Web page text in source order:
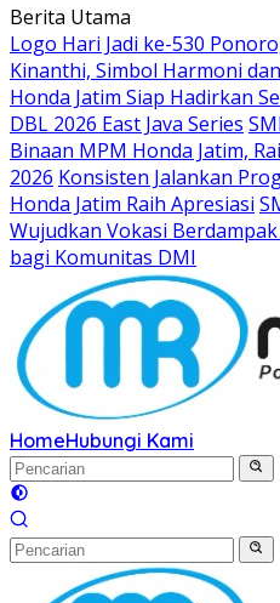
Langsung
ke
konten
Berita Utama
Logo Hari Jadi ke-530
Kinanthi, Simbol Harmoni
Honda Jatim Siap Hadirkan
DBL 2026 East Java Series
Binaan MPM Honda Jatim,
2026 Konsisten Jalankan
Honda Jatim Raih Apresiasi
Wujudkan Vokasi
bagi Komunitas DMI
HomeHubungi Kami